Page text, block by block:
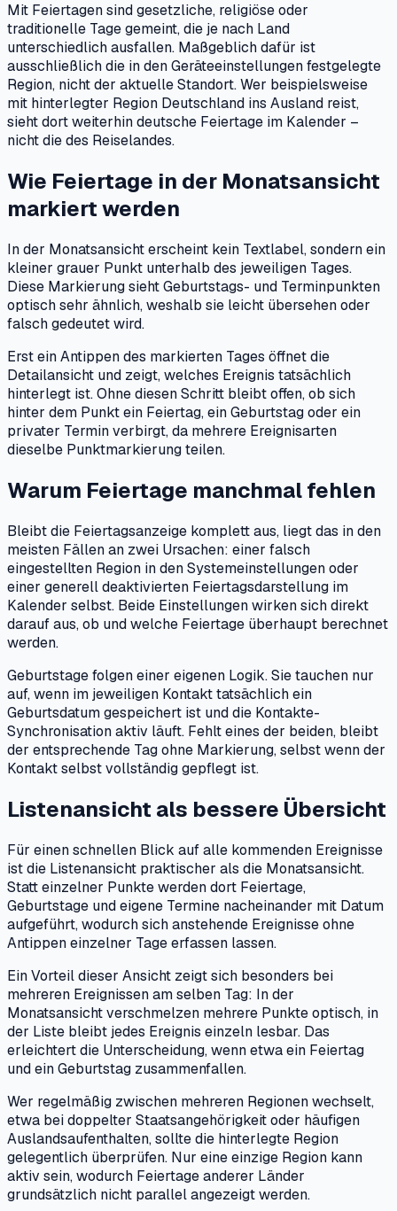
Mit Feiertagen sind gesetzliche, religiöse oder
traditionelle Tage gemeint, die je nach Land
unterschiedlich ausfallen. Maßgeblich dafür ist
ausschließlich die in den Geräteeinstellungen festgelegte
Region, nicht der aktuelle Standort. Wer beispielsweise
mit hinterlegter Region Deutschland ins Ausland reist,
sieht dort weiterhin deutsche Feiertage im Kalender –
nicht die des Reiselandes.
Wie Feiertage in der Monatsansicht
markiert werden
In der Monatsansicht erscheint kein Textlabel, sondern ein
kleiner grauer Punkt unterhalb des jeweiligen Tages.
Diese Markierung sieht Geburtstags- und Terminpunkten
optisch sehr ähnlich, weshalb sie leicht übersehen oder
falsch gedeutet wird.
Erst ein Antippen des markierten Tages öffnet die
Detailansicht und zeigt, welches Ereignis tatsächlich
hinterlegt ist. Ohne diesen Schritt bleibt offen, ob sich
hinter dem Punkt ein Feiertag, ein Geburtstag oder ein
privater Termin verbirgt, da mehrere Ereignisarten
dieselbe Punktmarkierung teilen.
Warum Feiertage manchmal fehlen
Bleibt die Feiertagsanzeige komplett aus, liegt das in den
meisten Fällen an zwei Ursachen: einer falsch
eingestellten Region in den Systemeinstellungen oder
einer generell deaktivierten Feiertagsdarstellung im
Kalender selbst. Beide Einstellungen wirken sich direkt
darauf aus, ob und welche Feiertage überhaupt berechnet
werden.
Geburtstage folgen einer eigenen Logik. Sie tauchen nur
auf, wenn im jeweiligen Kontakt tatsächlich ein
Geburtsdatum gespeichert ist und die Kontakte-
Synchronisation aktiv läuft. Fehlt eines der beiden, bleibt
der entsprechende Tag ohne Markierung, selbst wenn der
Kontakt selbst vollständig gepflegt ist.
Listenansicht als bessere Übersicht
Für einen schnellen Blick auf alle kommenden Ereignisse
ist die Listenansicht praktischer als die Monatsansicht.
Statt einzelner Punkte werden dort Feiertage,
Geburtstage und eigene Termine nacheinander mit Datum
aufgeführt, wodurch sich anstehende Ereignisse ohne
Antippen einzelner Tage erfassen lassen.
Ein Vorteil dieser Ansicht zeigt sich besonders bei
mehreren Ereignissen am selben Tag: In der
Monatsansicht verschmelzen mehrere Punkte optisch, in
der Liste bleibt jedes Ereignis einzeln lesbar. Das
erleichtert die Unterscheidung, wenn etwa ein Feiertag
und ein Geburtstag zusammenfallen.
Wer regelmäßig zwischen mehreren Regionen wechselt,
etwa bei doppelter Staatsangehörigkeit oder häufigen
Auslandsaufenthalten, sollte die hinterlegte Region
gelegentlich überprüfen. Nur eine einzige Region kann
aktiv sein, wodurch Feiertage anderer Länder
grundsätzlich nicht parallel angezeigt werden.